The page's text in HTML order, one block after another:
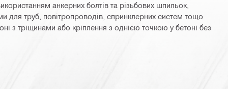
анкерних болтів та різьбових шпильок,
для труб, повітропроводів, спринклерних систем тощо
з тріщинами або кріплення з однією точкою у бетоні без